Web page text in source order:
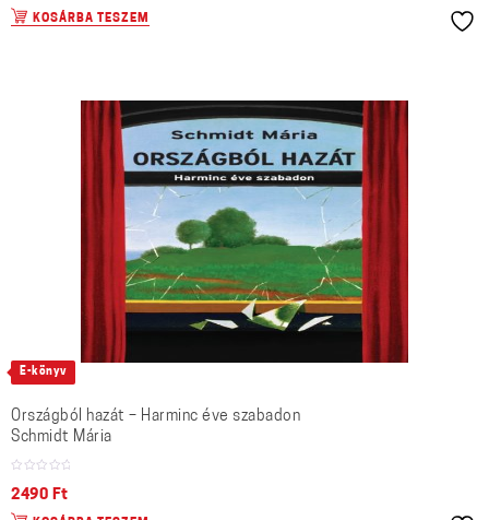
KOSÁRBA TESZEM
E-könyv
Országból hazát – Harminc éve szabadon
Schmidt Mária
2490 Ft